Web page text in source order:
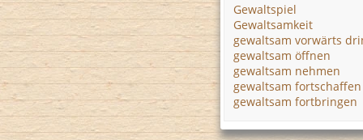
Gewaltspiel
Gewaltsamkeit
gewaltsam vorwärts
gewaltsam öffnen
gewaltsam nehmen
gewaltsam fortschaffen
gewaltsam fortbringen